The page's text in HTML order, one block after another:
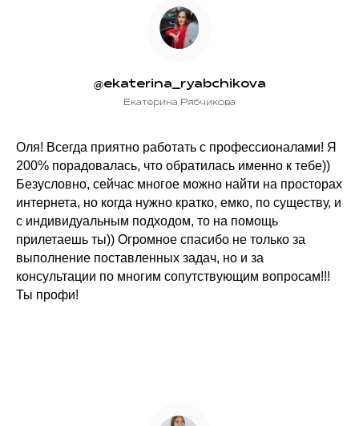
@ekaterina_ryabchikova
Екатерина Рябчикова
Оля! Всегда приятно работать с профессионалами! Я
200% порадовалась, что обратилась именно к тебе))
Безусловно, сейчас многое можно найти на просторах
интернета, но когда нужно кратко, емко, по существу, и
с индивидуальным подходом, то на помощь
прилетаешь ты)) Огромное спасибо не только за
выполнение поставленных задач, но и за
консультации по многим сопутствующим вопросам!!!
Ты профи!